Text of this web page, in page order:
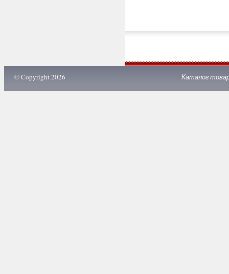
© Copyright 2026 Каталог